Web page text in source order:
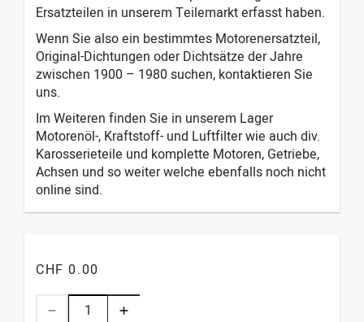
Ersatzteilen in unserem Teilemarkt erfasst haben.
Wenn Sie also ein bestimmtes Motorenersatzteil,
Original-Dichtungen oder Dichtsätze der Jahre
zwischen 1900 – 1980 suchen, kontaktieren Sie
uns.
Im Weiteren finden Sie in unserem Lager
Motorenöl-, Kraftstoff- und Luftfilter wie auch div.
Karosserieteile und komplette Motoren, Getriebe,
Achsen und so weiter welche ebenfalls noch nicht
online sind.
CHF 0.00